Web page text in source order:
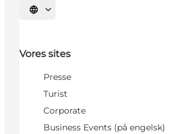
Vælg sprog
Vores sites
Presse
Turist
Corporate
Business Events (på engelsk)